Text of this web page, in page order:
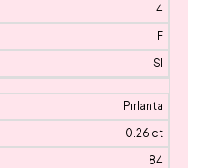
4
F
SI
Pırlanta
0.26 ct
84